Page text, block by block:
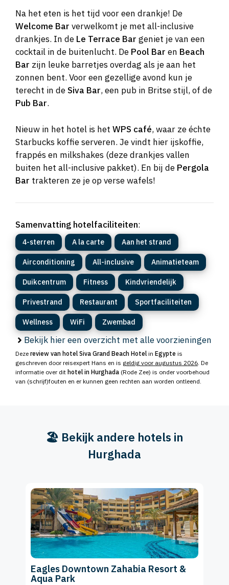
Na het eten is het tijd voor een drankje! De
Welcome Bar verwelkomt je met all-inclusive
drankjes. In de Le Terrace Bar geniet je van een
cocktail in de buitenlucht. De Pool Bar en Beach
Bar zijn leuke barretjes overdag als je aan het
zonnen bent. Voor een gezellige avond kun je
terecht in deSiva Bar, een pub in Britse stijl, of de
Pub Bar.
Nieuw in het hotel is het WPS café, waar ze échte
Starbucks koffie serveren. Je vindt hier ijskoffie,
frappés en milkshakes (deze drankjes vallen
buiten het all-inclusive pakket). En bij de Pergola
Bar trakteren ze je op verse wafels!
Samenvatting hotelfaciliteiten:
4-sterren A la carte Aan het strand
Airconditioning All-inclusive Animatieteam
Duikcentrum Fitness Kindvriendelijk
Privestrand Restaurant Sportfaciliteiten
Wellness WiFi Zwembad
Bekijk hier een overzicht met alle voorzieningen
Deze review van hotel Siva Grand Beach Hotel in Egypte is
geschreven door reisexpert Hans en is geldig voor augustus 2026 . De
informatie over dit hotel in Hurghada (Rode Zee) is onder voorbehoud
van (schrijf)fouten en er kunnen geen rechten aan worden ontleend.
🏖️ Bekijk andere hotels in
Hurghada
Eagles Downtown Zahabia Resort &
Aqua Park